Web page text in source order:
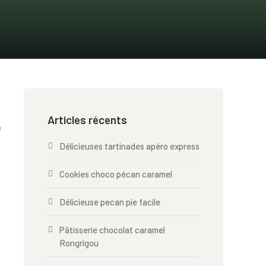
Articles récents
Délicieuses tartinades apéro express
Cookies choco pécan caramel
Délicieuse pecan pie facile
Pâtisserie chocolat caramel
Rongrigou